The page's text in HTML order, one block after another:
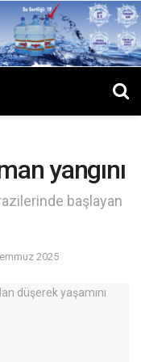
yangını
başlayan
2025